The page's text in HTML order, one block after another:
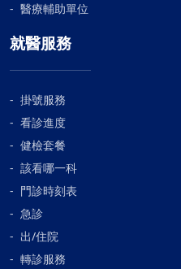
醫療輔助單位
就醫服務
掛號服務
看診進度
健檢套餐
該看哪一科
門診時刻表
急診
出/住院
轉診服務